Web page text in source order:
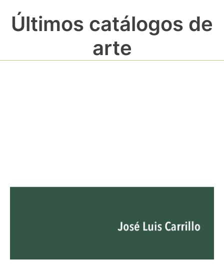
Últimos catálogos de
arte